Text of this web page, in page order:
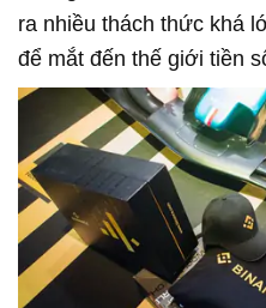
ra nhiều thách thức khá
để mắt đến thế giới tiền